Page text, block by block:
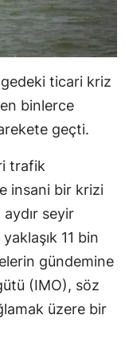
ticari kriz
binlerce
geçti.
trafik
insani bir krizi
seyir
11 bin
gündemine
(IMO), söz
üzere bir